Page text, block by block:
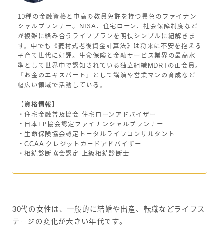
10種の金融資格と中高の教員免許を持つ異色のファイナン
シャルプランナー。NISA、住宅ローン、社会保障制度など
が複雑に絡み合うライフプランを明快シンプルに紐解きま
す。中でも《菱村式老後資金計算法》は将来に不安を抱える
子育て世代に好評。生命保険と金融サービス業界の最高水
準として世界中で認知されている独立組織MDRTの正会員。
『お金のエキスパート』として講演や営業マンの育成など
幅広い領域で活動している。
【資格情報】
・住宅金融普及協会 住宅ローンアドバイザー
・日本FP協会認定ファイナンシャルプランナー
・生命保険協会認定トータルライフコンサルタント
・CCAA クレジットカードアドバイザー
・相続診断協会認定 上級相続診断士
30代の女性は、一般的に結婚や出産、転職などライフス
テージの変化が大きい年代です。